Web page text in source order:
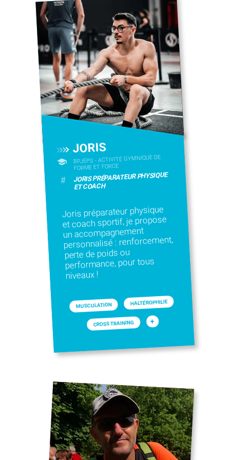
JORIS
BPJEPS - ACTIVITÉ GYMNIQUE DE
FORME ET FORCE
# JORIS PRÉPARATEUR PHYSIQUE
ET COACH
Joris préparateur physique
et coach sportif, je propose
un accompagnement
personnalisé : renforcement,
perte de poids ou
performance, pour tous
niveaux !
MUSCULATION HALTÉROPHILIE
CROSS TRAINING +